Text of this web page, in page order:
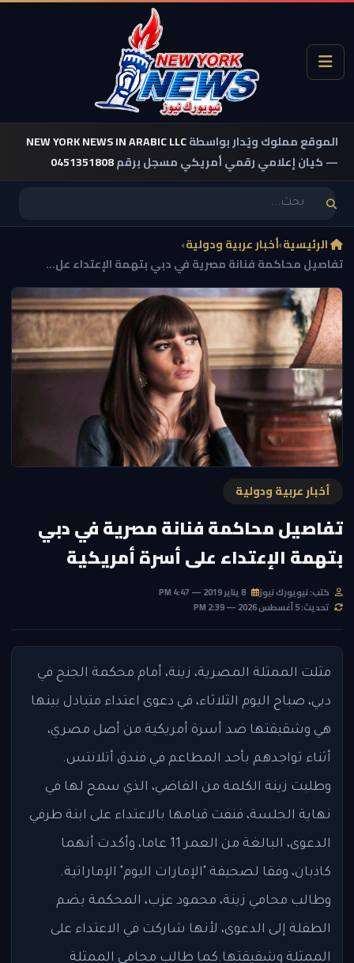
الموقع مملوك ويُدار بواسطةNEW YORK NEWS IN ARABIC LLC
— كيان إعلامي رقمي أمريكي مسجل برقم0451351808
الرئيسية›أخبار عربية ودولية›
تفاصيل محاكمة فنانة مصرية في دبي بتهمة الإعتداء عل...
أخبار عربية ودولية
تفاصيل محاكمة فنانة مصرية في دبي
بتهمة الإعتداء على أسرة أمريكية
كتب: نيويورك نيوز
تحديث: 5 أغسطس 2026 — 2:39 PM
مثلت الممثلة المصرية، زينة، أمام محكمة الجنح في
دبي، صباح اليوم الثلاثاء، في دعوى اعتداء متبادل بينها
هي وشقيقتها ضد أسرة أمريكية من أصل مصري،
أثناء تواجدهم بأحد المطاعم في فندق أتلانتس.
وطلبت زينة الكلمة من القاضي، الذي سمح لها في
نهاية الجلسة، فنفت قيامها بالاعتداء على ابنة طرفي
الدعوى، البالغة من العمر 11 عاما، وأكدت أنهما
كاذبان، وفقا لصحيفة "الإمارات اليوم" الإماراتية.
وطالب محامي زينة، محمود عزب، المحكمة بضم
الطفلة إلى الدعوى، لأنها شاركت في الاعتداء على
الممثلة وشقيقتها.كما طالب محامي الممثلة